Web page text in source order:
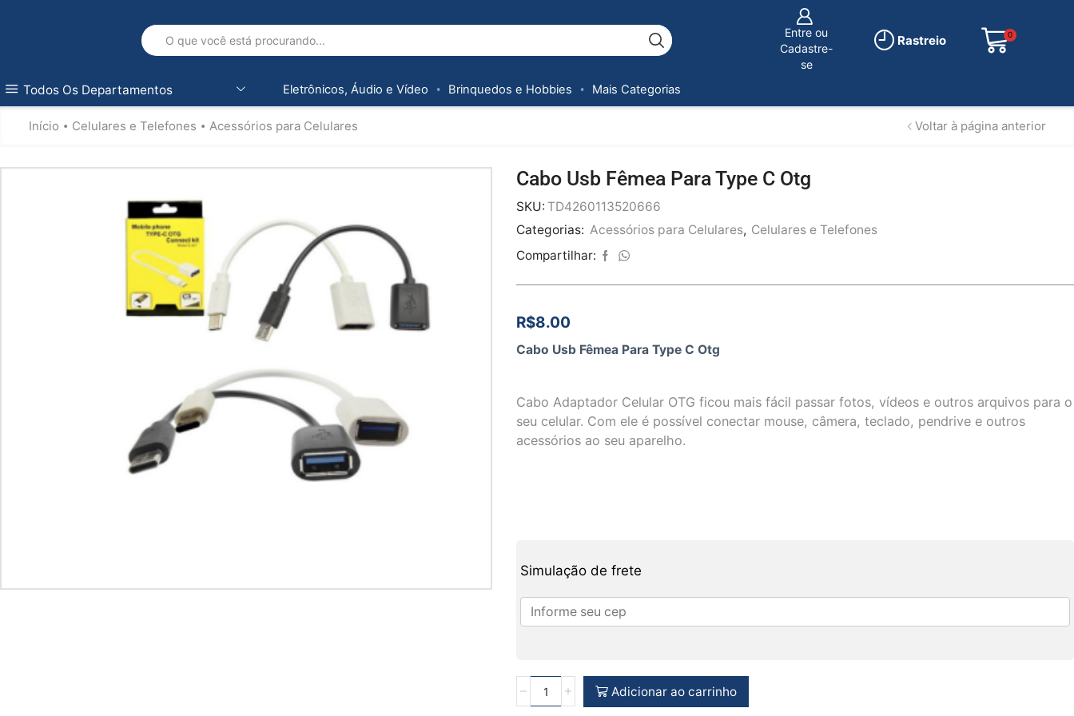
Entre ou
Cadastre-
se
Rastreio 0
Todos Os Departamentos Eletrônicos, Áudio e Vídeo Brinquedos e Hobbies Mais Categorias
Início • Celulares e Telefones • Acessórios para Celulares Voltar à página anterior
Cabo Usb Fêmea Para Type C Otg
SKU: TD4260113520666
Categorias: Acessórios para Celulares, Celulares e Telefones
Compartilhar:
R$8.00
Cabo Usb Fêmea Para Type C Otg
Cabo Adaptador Celular OTG ficou mais fácil passar fotos, vídeos e outros arquivos para o
seu celular. Com ele é possível conectar mouse, câmera, teclado, pendrive e outros
acessórios ao seu aparelho.
Simulação de frete
Adicionar ao carrinho